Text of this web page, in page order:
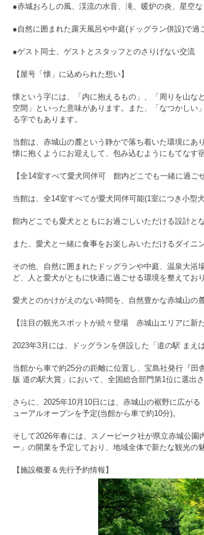
●赤城おろしの風、渓流の水音、滝、暖炉の炎、星空
●自然に囲まれた露天風呂や中庭(ドッグラン併設)で過
●ゲスト同士、ゲストとスタッフとのさりげない交流
【屋号「懐」に込められた想い】
懐という字には、「内に抱えるもの」、「周りを山な
空間」といった意味があります。また、「なつかしい
る字でもあります。
当館は、赤城山の麓という静かで落ち着いた環境にあ
懐に抱くようにお迎えして、包み込むようにもてなす
【全14室すべて愛犬同伴可 館内どこでも一緒に過ご
当館は、全14室すべてが愛犬同伴可能(1室につき小型
館内どこでも愛犬とともにお過ごしいただける設計と
また、愛犬と一緒に食事をお楽しみいただけるダイニ
その他、自然に囲まれたドッグランや中庭、温泉大浴
ど、人と愛犬がともに快適に過ごせる環境を整えており
愛犬とのかけがえのない時間を、自然豊かな赤城山の
【注目の観光スポットが続々登場 赤城山エリアに新た
2023年3月には、ドッグランを併設した「道の駅 まえ
当館から車で約25分の距離に位置し、宝島社発行『
版 道の駅大賞」において、全国総合部門第1位に選出
さらに、2025年10月10日には、赤城山の裾野に広が
ューアルオープンを予定(当館から車で約10分)。
そして2026年春には、スノーピーク社が県立赤城公
ー」の開業を予定しており、地域全体で新たな観光の
【施設概要＆先行予約情報】